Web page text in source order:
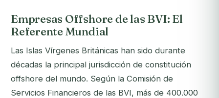
Empresas Offshore de las BVI: El
Referente Mundial
Las Islas Vírgenes Británicas han sido durante
décadas la principal jurisdicción de constitución
offshore del mundo. Según la Comisión de
Servicios Financieros de las BVI, más de 400.000